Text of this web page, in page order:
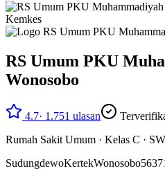
Kemkes
RS Umum PKU
Wonosobo
4.7· 1.751 ulasan
Rumah Sakit Umum · Kelas C ·
SudungdewoKertekWonosobo